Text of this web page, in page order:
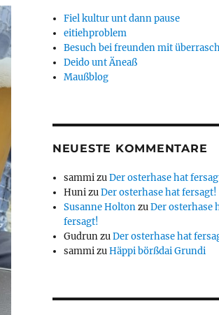
Fiel kultur unt dann pause
eitiehproblem
Besuch bei freunden mit
Deido unt Äneaß
Maußblog
NEUESTE KOMMENTARE
sammizuDer osterhase hat
HunizuDer osterhase hat fersagt!
Susanne HoltonzuDer osterhase
fersagt!
GudrunzuDer osterhase hat
sammizuHäppi börßdai Grundi